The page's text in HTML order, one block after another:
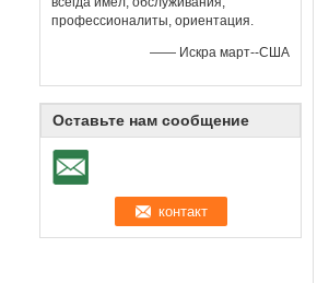
профессионалиты, ориентация.
—— Искра март--США
Оставьте нам сообщение